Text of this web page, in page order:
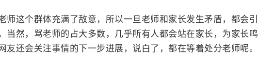
师这个群体充满了敌意，所以一旦老师和家长发生矛盾，都会引
当然，骂老师的占大多数，几乎所有人都会站在家长，为家长鸣
友还会关注事情的下一步进展，说白了，都在等着处分老师呢。